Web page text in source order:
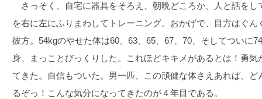
さっそく、自宅に器具をそろえ、朝晩どころか、人と話をし
を右に左にふりまわしてトレーニング。おかげで、目方はぐ
彼方。54kgのやせた体は60、63、65、67、70、そしてついに
身、まっことびっくりした。これほどキキメがあるとは！勇
てきた。自信もついた。男一匹、この頑健な体さえあれば、
るぞっ！こんな気分になってきたのが４年目である。